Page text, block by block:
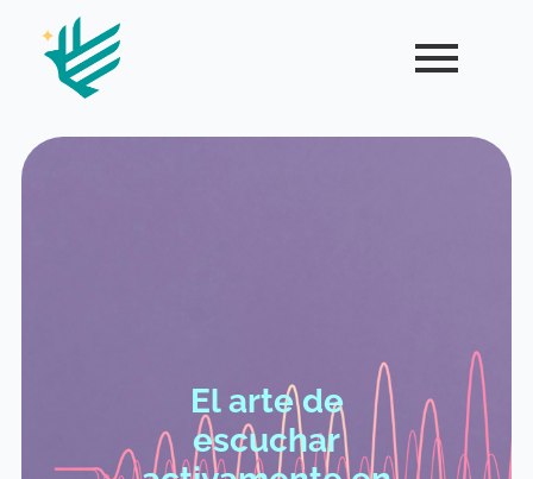
El arte de
escuchar